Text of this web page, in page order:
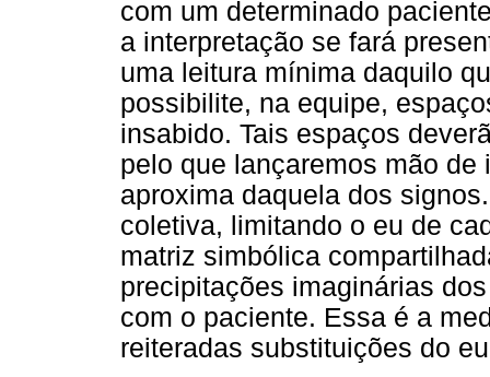
com um determinado
a interpretação se fará
uma leitura mínima daquilo
possibilite, na equipe,
insabido. Tais espaços
pelo que lançaremos mão
aproxima daquela dos
coletiva, limitando o eu de
matriz simbólica
precipitações imaginárias
com o paciente. Essa é a
reiteradas substituições do